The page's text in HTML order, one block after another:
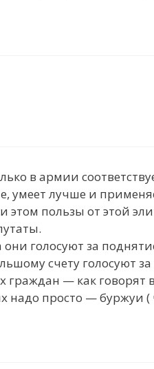
в армии
умеет лучше и
этом пользы от этой
они голосуют за
счету голосуют
граждан — как
надо просто — буржуи